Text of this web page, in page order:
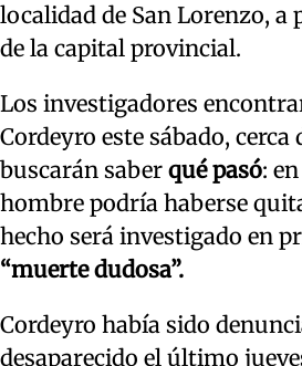
localidad de San Lorenzo, a
de la capital provincial.
Los investigadores
Cordeyro este sábado, cerca
buscarán saber qué pasó:
hombre podría haberse
hecho será investigado en
“muerte dudosa”.
Cordeyro había sido
desaparecido el último